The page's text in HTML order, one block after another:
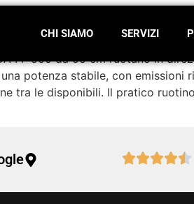
CHI SIAMO SERVIZI
FF 500
FF 500 da 55 cm ruotano in
potenza stabile, con
tra le disponibili. Il pratico